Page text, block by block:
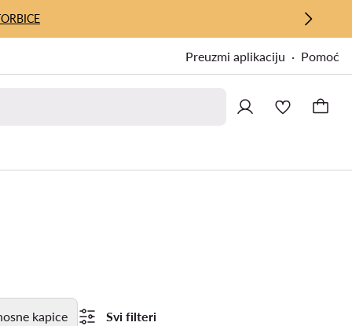
Preuzmi aplikaciju Pomoć
kapice Svi filteri